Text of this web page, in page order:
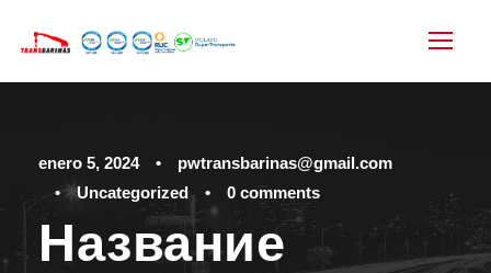
enero 5, 2024 •
pwtransbarinas@gmail.com
•
Uncategorized • 0 comments
Название